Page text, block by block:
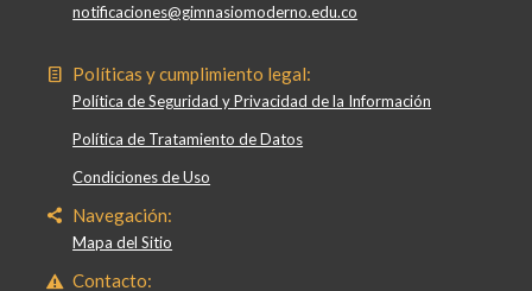
notificaciones@gimnasiomoderno.edu.co
Políticas y cumplimiento legal:
Política de Seguridad y Privacidad de la Información
Política de Tratamiento de Datos
Condiciones de Uso
Navegación:
Mapa del Sitio
Contacto: